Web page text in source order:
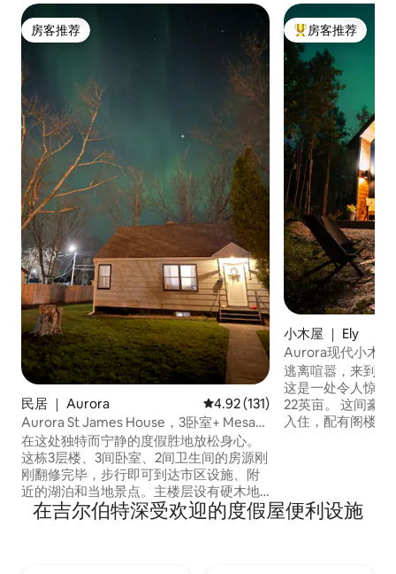
房客推荐
房客推荐
民居 ｜ Aurora 平均评分 4.92 分（满分 5 分），
4.92 (131)
Aurora St James House，3卧室+ Mesabi
Trail Access
在这处独特而宁静的度假胜地放松身心。
这栋3层楼、3间卧室、2间卫生间的房源刚
刚翻修完毕，步行即可到达市区设施、附
近的湖泊和当地景点。主楼层设有硬木地
板、全功能厨房、餐厅、早餐区或工作空
间、2间卧室（配备标准双人床和电视）和
热门「房客推荐」
房客推荐
小木屋 ｜ Ely
Aurora现代小木
逃离喧嚣，来到
这是一处令人惊叹
22英亩。 这间豪
入住，配有阁楼、
带1只狗。狗主人-
分。
在吉尔伯特深受欢迎的度假屋便利设施